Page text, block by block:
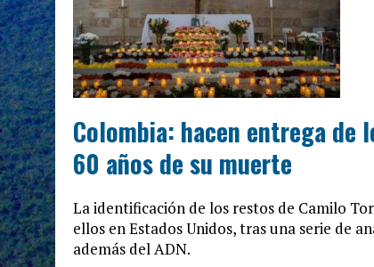
Colombia: hacen entrega de
60 años de su muerte
La identificación de los restos de Camilo
ellos en Estados Unidos, tras una serie de
además del ADN.